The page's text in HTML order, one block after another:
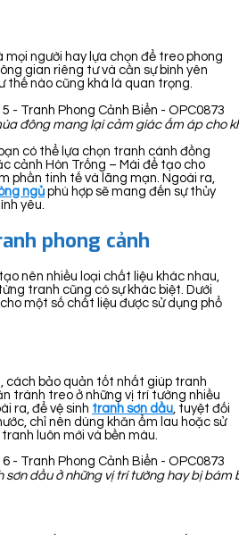
mọi người hay lựa chọn để treo phong
gian riêng tư và cần sự bình yên
thế nào cũng khá là quan trọng.
đông mang lại cảm giác ấm áp cho
có thể lựa chọn tranh cánh đồng
cảnh Hòn Trống – Mái để tạo cho
phần tinh tế và lãng mạn. Ngoài ra,
ngủ phù hợp sẽ mang đến sự thủy
yêu.
phong cảnh
nên nhiều loại chất liệu khác nhau,
tranh cũng có sự khác biệt. Dưới
một số chất liệu được sử dụng phổ
cách bảo quản tốt nhất giúp tranh
tránh treo ở những vị trí tường nhiều
ra, để vệ sinh tranh sơn dầu , tuyệt đối
chỉ nên dùng khăn ẩm lau hoặc sử
luôn mới và bền màu.
sơn dầu ở những vị trí tường hay bị bám